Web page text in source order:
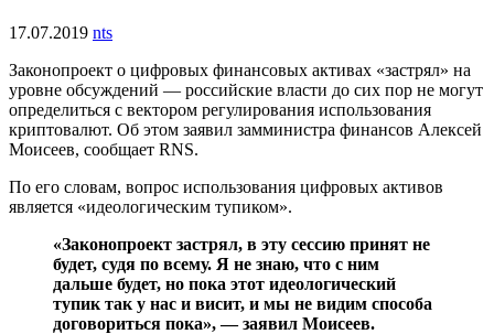
17.07.2019 nts
Законопроект о цифровых финансовых активах «застрял» на
уровне обсуждений — российские власти до сих пор не могут
определиться с вектором регулирования использования
криптовалют. Об этом заявил замминистра финансов Алексей
Моисеев, сообщает RNS.
По его словам, вопрос использования цифровых активов
является «идеологическим тупиком».
«Законопроект застрял, в эту сессию принят не
будет, судя по всему. Я не знаю, что с ним
дальше будет, но пока этот идеологический
тупик так у нас и висит, и мы не видим способа
договориться пока», — заявил Моисеев.